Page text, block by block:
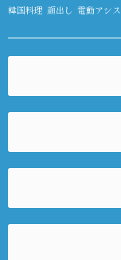
韓国料理 顔出し 電動アシ